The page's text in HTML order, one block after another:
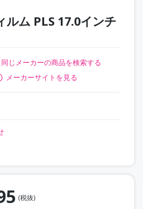
ルム PLS 17.0インチ
同じメーカーの商品を検索する
メーカーサイトを見る
(税抜)